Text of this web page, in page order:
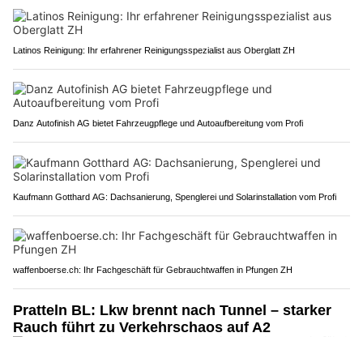
Latinos Reinigung: Ihr erfahrener Reinigungsspezialist aus Oberglatt ZH
Danz Autofinish AG bietet Fahrzeugpflege und Autoaufbereitung vom Profi
Kaufmann Gotthard AG: Dachsanierung, Spenglerei und Solarinstallation vom Profi
waffenboerse.ch: Ihr Fachgeschäft für Gebrauchtwaffen in Pfungen ZH
Pratteln BL: Lkw brennt nach Tunnel – starker
Rauch führt zu Verkehrschaos auf A2